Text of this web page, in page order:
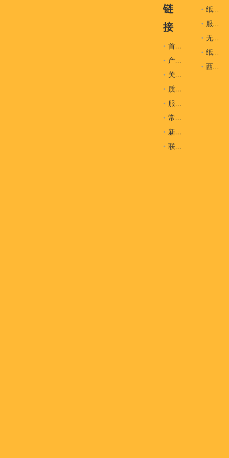
链
接
首页
产品
关于我们
质量控制
服务
常问问题
新闻
联系我们
纸袋
服装辅料
无纺布袋
纸盒
西装袋